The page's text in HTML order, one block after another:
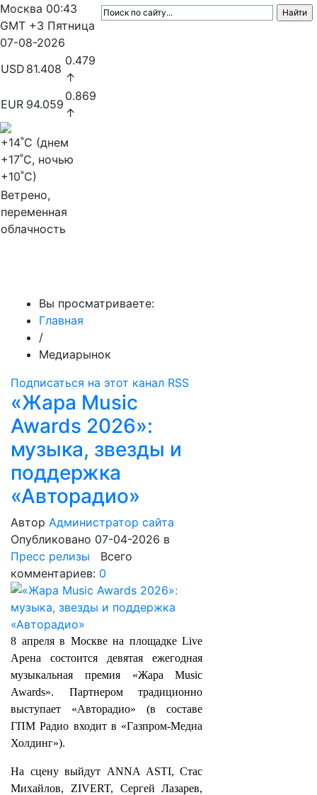
Москва 00:43
GMT +3 Пятница
07-08-2026
USD 81.408
0.479
↑
EUR 94.059
0.869
↑
+14˚C (днем
+17˚C, ночью
+10˚C)
Ветрено,
переменная
облачность
Вы просматриваете:
Главная
/
Медиарынок
Подписаться на этот канал RSS
«Жара Music
Awards 2026»:
музыка, звезды и
поддержка
«Авторадио»
Автор Администратор сайта
Опубликовано 07-04-2026 в
Пресс релизы Всего
комментариев: 0
8 апреля в Москве на площадке Live
Арена состоится девятая ежегодная
музыкальная премия «Жара Music
Awards». Партнером традиционно
выступает «Авторадио» (в составе
ГПМ Радио входит в «Газпром-Медиа
Холдинг»).
На сцену выйдут ANNA ASTI, Стас
Михайлов, ZIVERT, Сергей Лазарев,